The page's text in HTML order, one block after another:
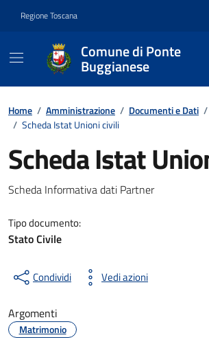
Regione Toscana
Comune di Ponte
Buggianese
Contenuti in evidenza
Home / Amministrazione / Documenti e Dati /
/ Scheda Istat Unioni civili
Scheda Istat
Dettagli del documento
Scheda Informativa dati Partner
Tipo documento:
Stato Civile
Condividi Vedi azioni
Argomenti
Matrimonio